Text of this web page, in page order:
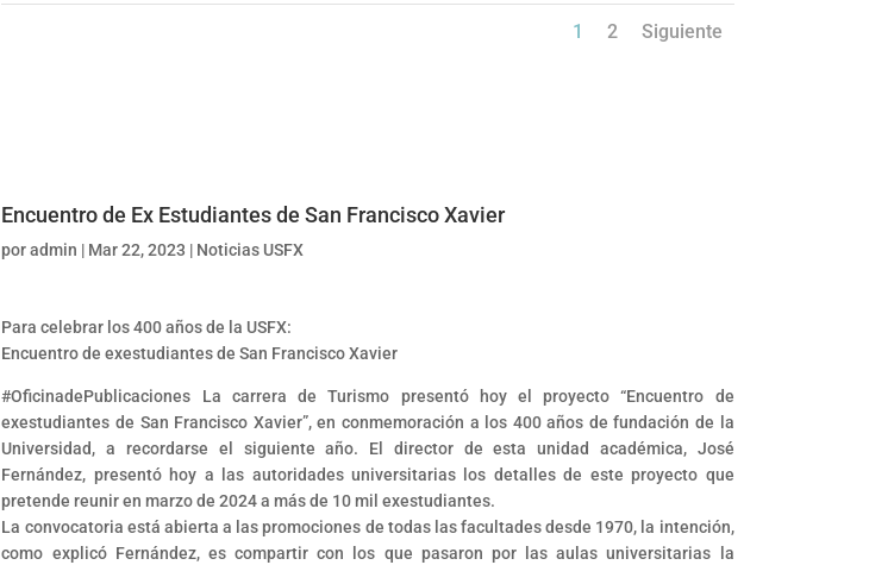
1 2 Siguiente
Encuentro de Ex Estudiantes de San Francisco Xavier
poradmin | Mar 22, 2023 | Noticias USFX
Para celebrar los 400 años de la USFX:
Encuentro de exestudiantes de San Francisco Xavier
#OficinadePublicaciones La carrera de Turismo presentó hoy el proyecto “Encuentro de
exestudiantes de San Francisco Xavier”, en conmemoración a los 400 años de fundación de la
Universidad, a recordarse el siguiente año. El director de esta unidad académica, José
Fernández, presentó hoy a las autoridades universitarias los detalles de este proyecto que
pretende reunir en marzo de 2024 a más de 10 mil exestudiantes.
La convocatoria está abierta a las promociones de todas las facultades desde 1970, la intención,
como explicó Fernández, es compartir con los que pasaron por las aulas universitarias la